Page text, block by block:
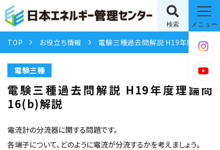
検索 メニュー
TOP お役立ち情報 電験三種過去問解説 H19年度理論問16(b)解説
電験三種
電験三種過去問解説 H19年度理論問
16(b)解説
電流計の分流器に関する問題です。
各端子について、どのように電流が分流するかを考えましょう。